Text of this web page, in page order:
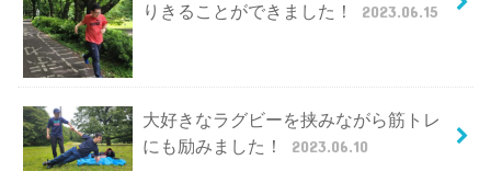
りきることができました！
2023.06.15
大好きなラグビーを挟みながら筋トレ
にも励みました！
2023.06.10